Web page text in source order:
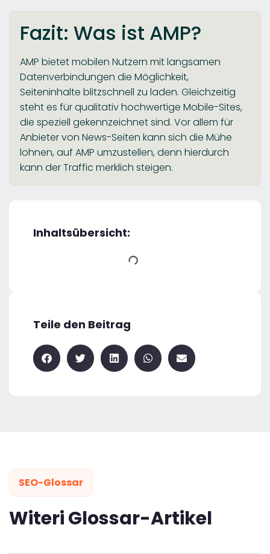
Fazit: Was ist AMP?
AMP bietet mobilen Nutzern mit langsamen
Datenverbindungen die Möglichkeit,
Seiteninhalte blitzschnell zu laden. Gleichzeitig
steht es für qualitativ hochwertige Mobile-Sites,
die speziell gekennzeichnet sind. Vor allem für
Anbieter von News-Seiten kann sich die Mühe
lohnen, auf AMP umzustellen, denn hierdurch
kann der Traffic merklich steigen.
Inhaltsübersicht:
Teile den Beitrag
SEO-Glossar
Witeri Glossar-Artikel